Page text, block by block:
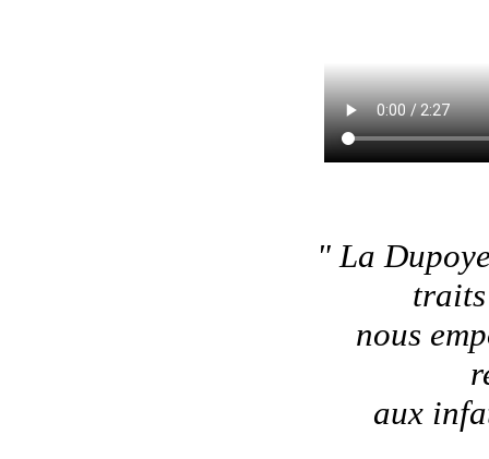
" La
nous
aux